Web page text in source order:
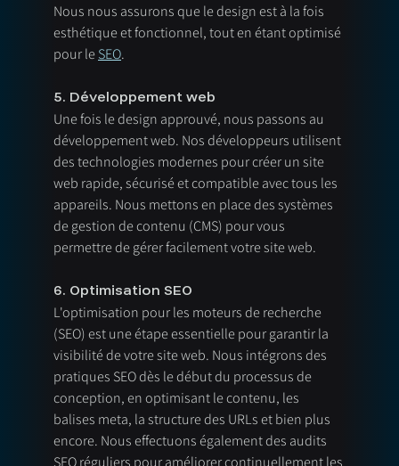
Nous nous assurons que le design est à la fois
esthétique et fonctionnel, tout en étant optimisé
pour le SEO.
5. Développement web
Une fois le design approuvé, nous passons au
développement web. Nos développeurs utilisent
des technologies modernes pour créer un site
web rapide, sécurisé et compatible avec tous les
appareils. Nous mettons en place des systèmes
de gestion de contenu (CMS) pour vous
permettre de gérer facilement votre site web.
6. Optimisation SEO
L'optimisation pour les moteurs de recherche
(SEO) est une étape essentielle pour garantir la
visibilité de votre site web. Nous intégrons des
pratiques SEO dès le début du processus de
conception, en optimisant le contenu, les
balises meta, la structure des URLs et bien plus
encore. Nous effectuons également des audits
SEO réguliers pour améliorer continuellement les